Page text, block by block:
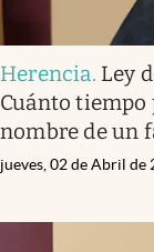
Herencia. Ley
Cuánto tiempo
nombre de un
jueves, 02 de Abril de